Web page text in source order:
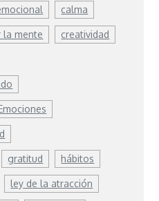
calma
la mente creatividad
gratitud hábitos
ley de la atracción